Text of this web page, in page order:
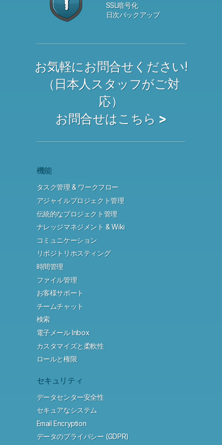
SSL暗号化
日次バックアップ
お気軽にお問合せください!
（日本人スタッフがご対
応）
お問合せはこちら >
機能
タスク管理 & ワークフロー
アジャイルプロジェクト管理
伝統的なプロジェクト管理
ナレッジマネジメント & Wiki
コミュニケーション
リポジトリホスティング
時間管理
ファイル管理
お客様サポート
チームチャット
検索
電子メール Inbox
カスタマイズと柔軟性
ロールと権限
セキュリティ
データセンター安全性
セキュアなシステム
Email Encryption
データのプライバシー (GDPR)